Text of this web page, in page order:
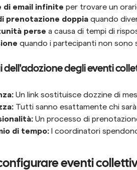
di email infinite per trovare un
prenotazione doppia quando
perse a causa di tempi di
quando i partecipanti non sono
dell'adozione degli eventi
Un link sostituisce dozzine di
Tutti sanno esattamente chi sarà
Un processo di
di tempo: I coordinatori
eventi